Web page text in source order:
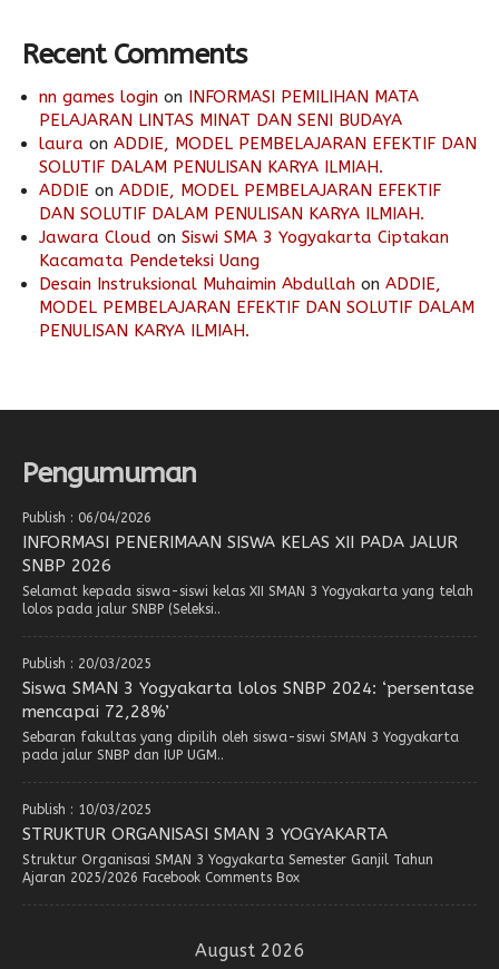
Recent Comments
nn games login on INFORMASI PEMILIHAN MATA
PELAJARAN LINTAS MINAT DAN SENI BUDAYA
laura on ADDIE, MODEL PEMBELAJARAN EFEKTIF DAN
SOLUTIF DALAM PENULISAN KARYA ILMIAH.
ADDIE on ADDIE, MODEL PEMBELAJARAN EFEKTIF
DAN SOLUTIF DALAM PENULISAN KARYA ILMIAH.
Jawara Cloud on Siswi SMA 3 Yogyakarta Ciptakan
Kacamata Pendeteksi Uang
Desain Instruksional Muhaimin Abdullah on ADDIE,
MODEL PEMBELAJARAN EFEKTIF DAN SOLUTIF DALAM
PENULISAN KARYA ILMIAH.
Pengumuman
Publish : 06/04/2026
INFORMASI PENERIMAAN SISWA KELAS XII PADA JALUR
SNBP 2026
Selamat kepada siswa-siswi kelas XII SMAN 3 Yogyakarta yang telah
lolos pada jalur SNBP (Seleksi..
Publish : 20/03/2025
Siswa SMAN 3 Yogyakarta lolos SNBP 2024: ‘persentase
mencapai 72,28%’
Sebaran fakultas yang dipilih oleh siswa-siswi SMAN 3 Yogyakarta
pada jalur SNBP dan IUP UGM..
Publish : 10/03/2025
STRUKTUR ORGANISASI SMAN 3 YOGYAKARTA
Struktur Organisasi SMAN 3 Yogyakarta Semester Ganjil Tahun
Ajaran 2025/2026 Facebook Comments Box
August 2026